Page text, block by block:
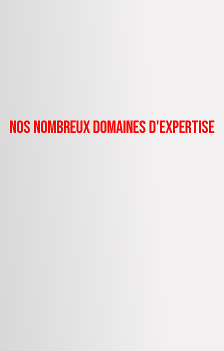
nos nombreux domaines d'expertise